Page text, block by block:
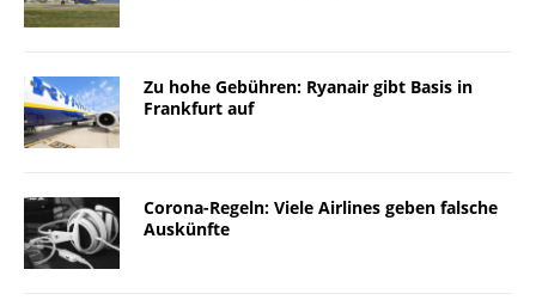
Zu hohe Gebühren: Ryanair gibt Basis in
Frankfurt auf
Corona-Regeln: Viele Airlines geben falsche
Auskünfte